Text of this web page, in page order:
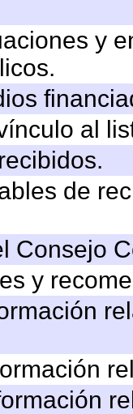
y
al
de
Consejo
y